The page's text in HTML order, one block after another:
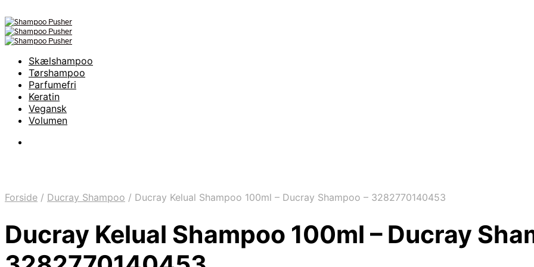
Skælshampoo
Tørshampoo
Parfumefri
Keratin
Vegansk
Volumen
Forside / Ducray Shampoo / Ducray Kelual Shampoo 100ml – Ducray Shampoo – 3282770140453
Ducray Kelual Shampoo 100ml – Ducray